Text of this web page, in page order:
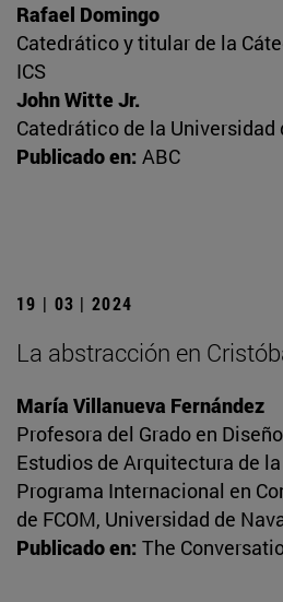
Rafael Domingo
Catedrático y titular de la
ICS
John Witte Jr.
Catedrático de la Universidad
Publicado en: ABC
19 | 03 | 2024
La abstracción en
María Villanueva Fernández
Profesora del Grado en
Estudios de Arquitectura de la
Programa Internacional en
de FCOM, Universidad de
Publicado en: The